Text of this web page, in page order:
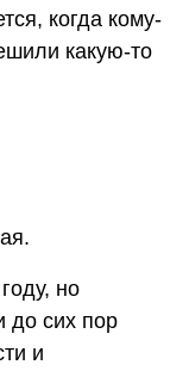
когда кому-
какую-то
но
до сих пор
и